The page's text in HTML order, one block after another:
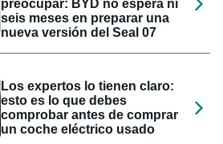
preocupar: BYD no espera ni
seis meses en preparar una
nueva versión del Seal 07
Los expertos lo tienen claro:
esto es lo que debes
comprobar antes de comprar
un coche eléctrico usado